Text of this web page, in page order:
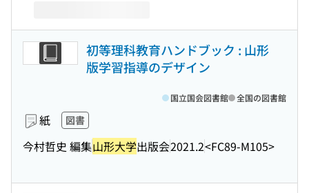
初等理科教育ハンドブック : 山形
版学習指導のデザイン
紙 図書
今村哲史 編集山形大学出版会2021.2<FC89-M105>
国立国会図書館 全国の図書館